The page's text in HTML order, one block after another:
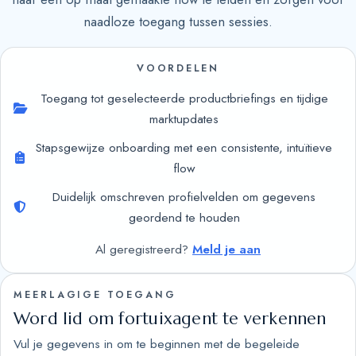
naadloze toegang tussen sessies.
VOORDELEN
Toegang tot geselecteerde productbriefings en tijdige
marktupdates
Stapsgewijze onboarding met een consistente, intuïtieve
flow
Duidelijk omschreven profielvelden om gegevens
geordend te houden
Al geregistreerd? Meld je aan
MEERLAGIGE TOEGANG
Word lid om fortuixagent te verkennen
Vul je gegevens in om te beginnen met de begeleide